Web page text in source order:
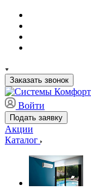
Заказать звонок
Войти
Подать заявку
Акции
Каталог